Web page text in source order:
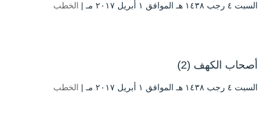
السبت ٤ رجب ۱٤۳۸ هـ الموافق ۱ أبريل ۲۰۱۷ مـ | الخطب
أصحاب الكهف (2)
السبت ٤ رجب ۱٤۳۸ هـ الموافق ۱ أبريل ۲۰۱۷ مـ | الخطب